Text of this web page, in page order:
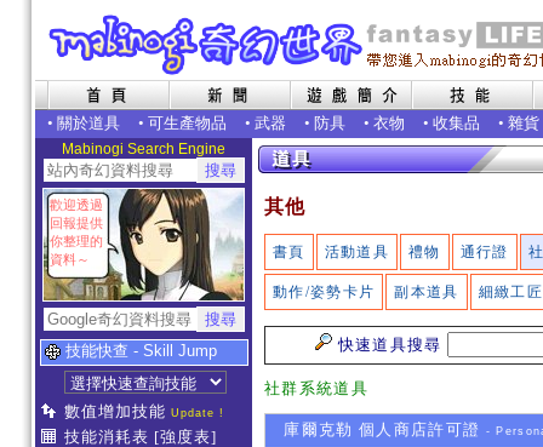
• 關於道具 • 可生產物品 • 武器 • 防具 • 衣物 • 收集品 • 雜貨
Mabinogi Search Engine
歡迎透過
回報提供
你整理的
資料～
技能快查 - Skill Jump
數值增加技能 Update !
技能消耗表 [強度表]
其他
書頁 活動道具 禮物 通行證
動作/姿勢卡片 副本道具 細緻工
快速道具搜尋
社群系統道具
庫爾克勒 個人商店許可證 -